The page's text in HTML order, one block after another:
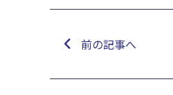
前の記事へ